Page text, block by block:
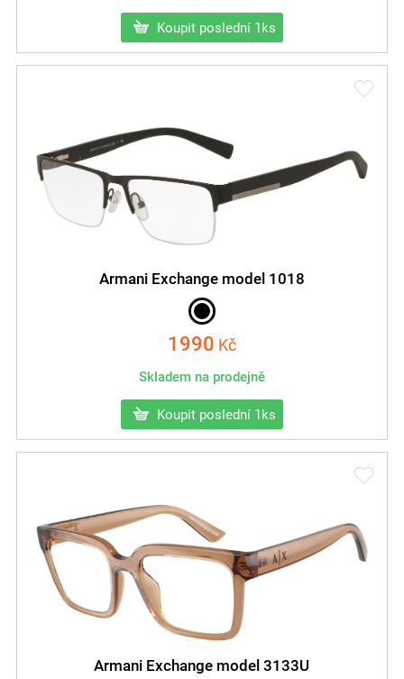
Koupit poslední 1ks
Armani Exchange model 1018
1990 Kč
Skladem na prodejně
Koupit poslední 1ks
Armani Exchange model 3133U